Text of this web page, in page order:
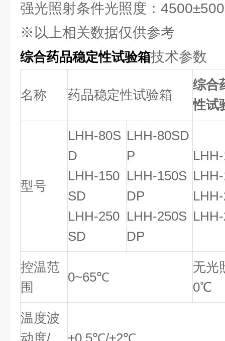
强光照射条件光照度：
※以上相关数据仅供参考
综合药品稳定性试验箱技术参数
名称 药品稳定性试验箱
综合
性试
型号
LHH-80S
D
LHH-150
SD
LHH-250
SD
LHH-80SD
P
LHH-150S
DP
LHH-250S
DP
控温范
围
0~65℃
无光
0℃
温度波
动度/
±0.5℃/±2℃